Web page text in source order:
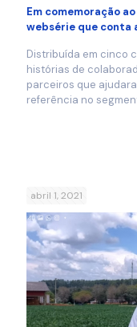
Em comemoração
websérie que conta
Distribuída em cinco
histórias de
parceiros que
referência no
abril 1, 2021